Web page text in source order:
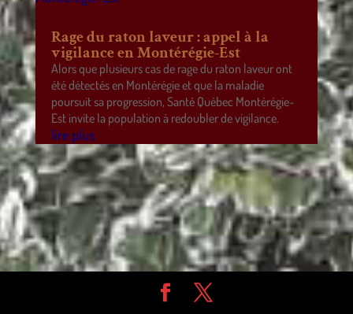
Rage du raton laveur : appel à la
vigilance en Montérégie-Est
Alors que plusieurs cas de rage du raton laveur ont
été détectés en Montérégie et que la maladie
poursuit sa progression, Santé Québec Montérégie-
Est invite la population à redoubler de vigilance.
lire plus